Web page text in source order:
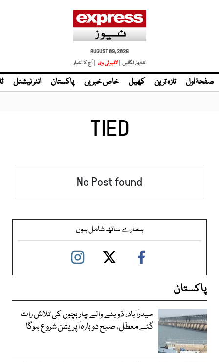
AUGUST 09, 2026
اشتہار لگائیں | لائیو ٹی وی | آج کا اخبار
صفحۂ اول تازہ ترین کھیل خاص خبریں پاکستان انٹر نیشنل
TIED
No Post found
ہمارے ساتھ شامل ہوں
پاکستان
حیدرآباد، ڈوبنے والے چار بچوں کی تلاش رات
گئے معطل، صبح دوبارہ آپریشن شروع ہوگا